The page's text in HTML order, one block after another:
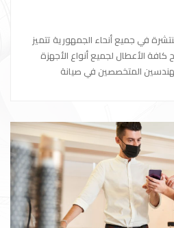
في جميع أنحاء الجمهورية تتميز
الأعطال لجميع أنواع الأجهزة
المتخصصين في صيانة